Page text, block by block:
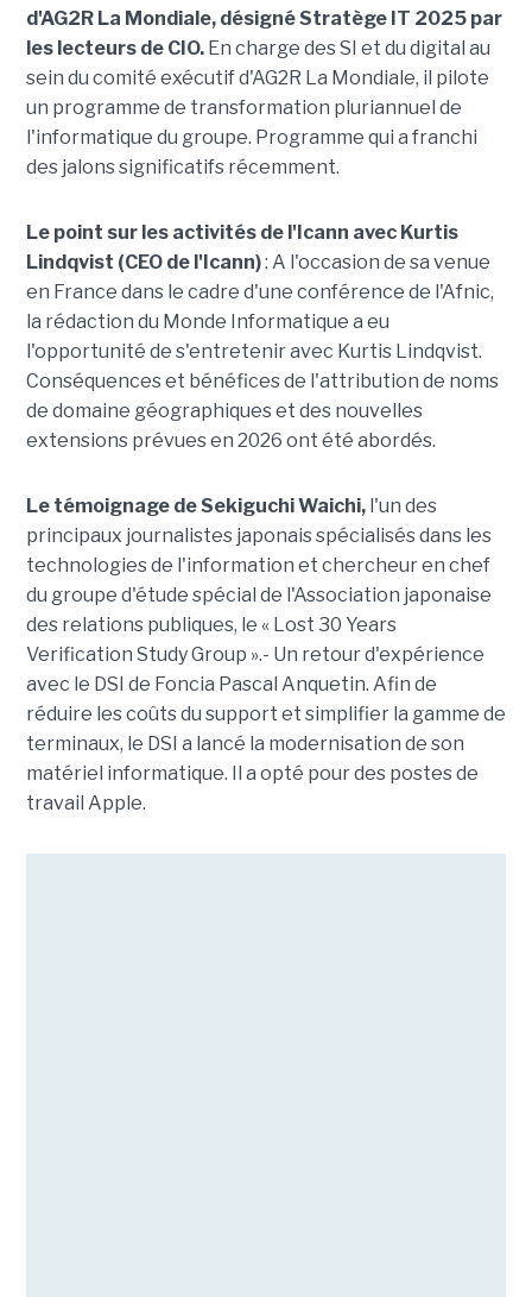
d'AG2R La Mondiale, désigné Stratège IT 2025 par
les lecteurs de CIO.En charge des SI et du digital au
sein du comité exécutif d'AG2R La Mondiale, il pilote
un programme de transformation pluriannuel de
l'informatique du groupe. Programme qui a franchi
des jalons significatifs récemment.
Le point sur les activités de l'Icann avec Kurtis
Lindqvist (CEO de l'Icann): A l'occasion de sa venue
en France dans le cadre d'une conférence de l'Afnic,
la rédaction du Monde Informatique a eu
l'opportunité de s'entretenir avec Kurtis Lindqvist.
Conséquences et bénéfices de l'attribution de noms
de domaine géographiques et des nouvelles
extensions prévues en 2026 ont été abordés.
Le témoignage de Sekiguchi Waichi,l'un des
principaux journalistes japonais spécialisés dans les
technologies de l'information et chercheur en chef
du groupe d'étude spécial de l'Association japonaise
des relations publiques, le « Lost 30 Years
Verification Study Group ».- Un retour d'expérience
avec le DSI de Foncia Pascal Anquetin. Afin de
réduire les coûts du support et simplifier la gamme de
terminaux, le DSI a lancé la modernisation de son
matériel informatique. Il a opté pour des postes de
travail Apple.